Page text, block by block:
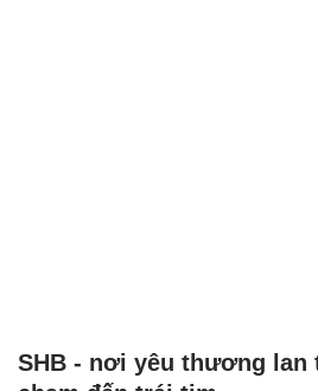
SHB - nơi yêu thương lan